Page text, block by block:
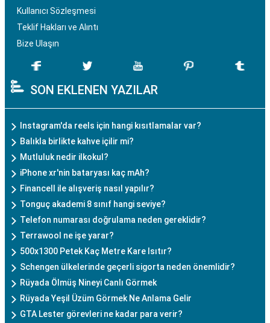
Kullanıcı Sözleşmesi
Teklif Hakları ve Alıntı
Bize Ulaşın
SON EKLENEN YAZILAR
Instagram'da reels için hangi kısıtlamalar var?
Balıkla birlikte kahve içilir mi?
Mutluluk nedir ilkokul?
iPhone xr'nin bataryası kaç mAh?
Financell ile alışveriş nasıl yapılır?
Tonguç akademi 8 sınıf hangi seviye?
Telefon numarası doğrulama neden gereklidir?
Terrawool ne işe yarar?
500x1300 Petek Kaç Metre Kare Isıtır?
Schengen ülkelerinde geçerli sigorta neden önemlidir?
Rüyada Ölmüş Nineyi Canlı Görmek
Rüyada Yeşil Üzüm Görmek Ne Anlama Gelir
GTA Lester görevleri ne kadar para verir?